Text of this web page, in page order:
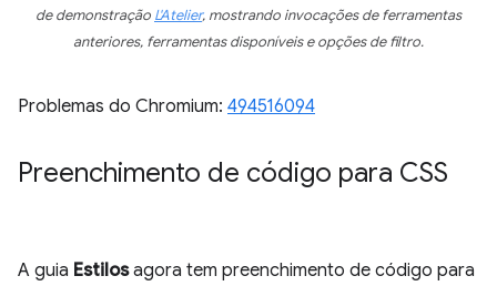
de demonstração L'Atelier, mostrando invocações de ferramentas
anteriores, ferramentas disponíveis e opções de filtro.
Problemas do Chromium: 494516094
Preenchimento de código para CSS
A guia Estilosagora tem preenchimento de código para